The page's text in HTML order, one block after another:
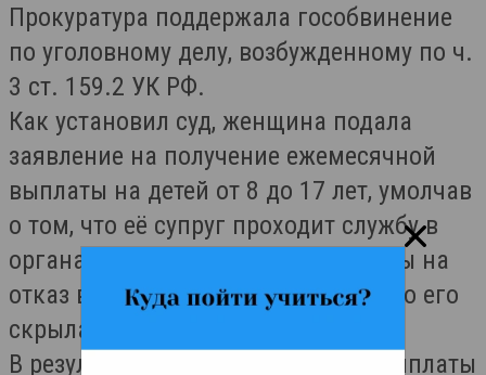
Прокуратура поддержала гособвинение
по уголовному делу, возбужденному по ч.
3 ст. 159.2 УК РФ.
Как установил суд, женщина подала
заявление на получение ежемесячной
выплаты на детей от 8 до 17 лет, умолчав
о том, что её супруг проходит службу в
органах МВД. Этот факт повлиял бы на
отказ в выплате, но она сознательно его
скрыла.
В результате ей были назначены выплаты